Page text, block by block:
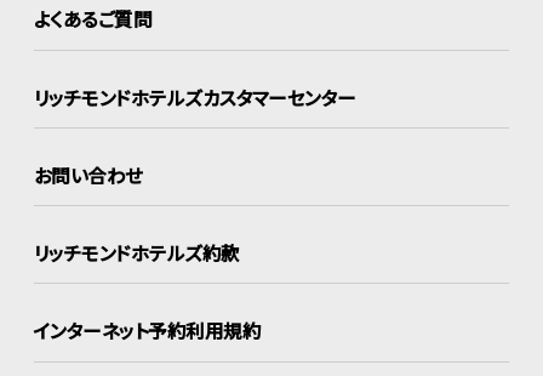
よくあるご質問
リッチモンドホテルズカスタマーセンター
お問い合わせ
リッチモンドホテルズ約款
インターネット予約利用規約